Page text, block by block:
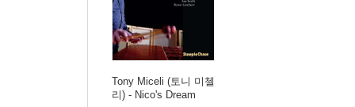
Tony Miceli (토니 미첼
리) - Nico's Dream